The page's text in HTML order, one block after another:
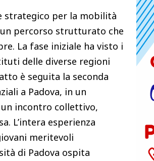
strategico per la mobilità
percorso strutturato che
La fase iniziale ha visto i
delle diverse regioni
è seguita la seconda
a Padova, in un
incontro collettivo,
L’intera esperienza
meritevoli
di Padova ospita